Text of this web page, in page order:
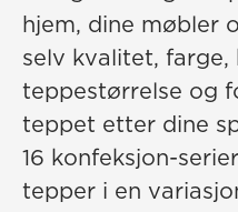
hjem, dine møbler
selv kvalitet, farge,
teppestørrelse og
teppet etter dine
16 konfeksjon-
tepper i en